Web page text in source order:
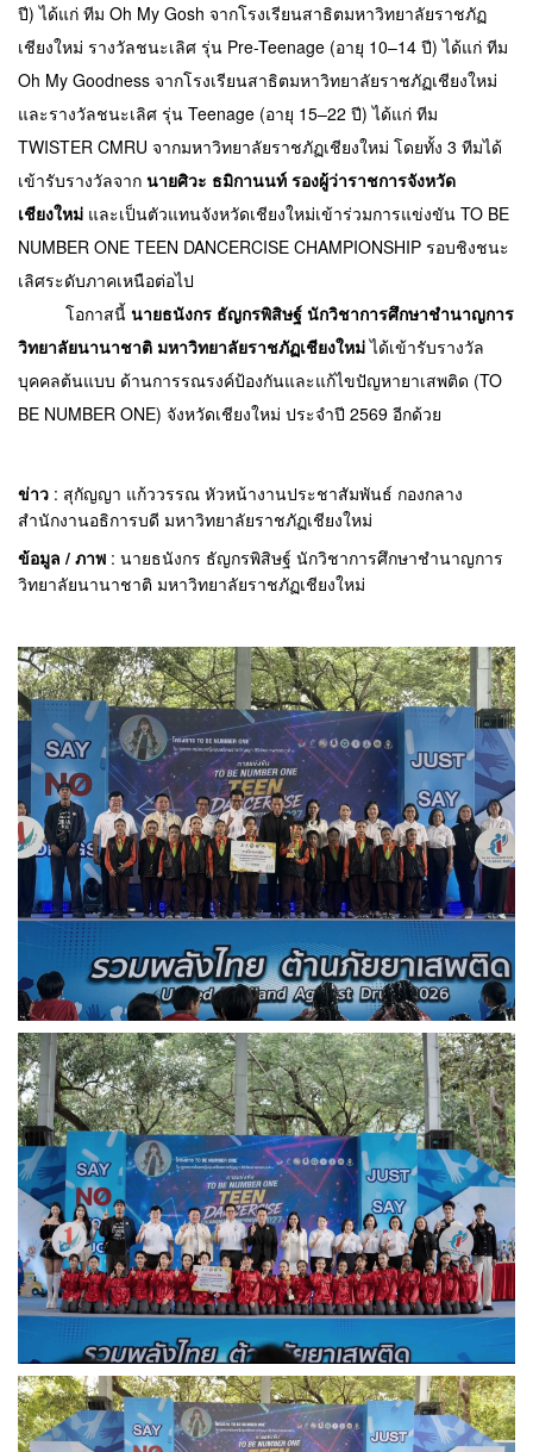
ปี) ได้แก่ ทีม Oh My Gosh จากโรงเรียนสาธิตมหาวิทยาลัยราชภัฏ
เชียงใหม่ รางวัลชนะเลิศ รุ่น Pre-Teenage (อายุ 10–14 ปี) ได้แก่ ทีม
Oh My Goodness จากโรงเรียนสาธิตมหาวิทยาลัยราชภัฏเชียงใหม่
และรางวัลชนะเลิศ รุ่น Teenage (อายุ 15–22 ปี) ได้แก่ ทีม
TWISTER CMRU จากมหาวิทยาลัยราชภัฏเชียงใหม่ โดยทั้ง 3 ทีมได้
เข้ารับรางวัลจาก นายศิวะ ธมิกานนท์ รองผู้ว่าราชการจังหวัด
เชียงใหม่ และเป็นตัวแทนจังหวัดเชียงใหม่เข้าร่วมการแข่งขัน TO BE
NUMBER ONE TEEN DANCERCISE CHAMPIONSHIP รอบชิงชนะ
เลิศระดับภาคเหนือต่อไป
          โอกาสนี้
นายธนังกร ธัญกรพิสิษฐ์ นักวิชาการศึกษาชำนาญการ
วิทยาลัยนานาชาติ มหาวิทยาลัยราชภัฏเชียงใหม่ ได้เข้ารับรางวัล
บุคคลต้นแบบ ด้านการรณรงค์ป้องกันและแก้ไขปัญหายาเสพติด (TO
BE NUMBER ONE) จังหวัดเชียงใหม่ ประจำปี 2569 อีกด้วย
ข่าว : สุกัญญา แก้ววรรณ หัวหน้างานประชาสัมพันธ์ กองกลาง
สำนักงานอธิการบดี มหาวิทยาลัยราชภัฏเชียงใหม่
ข้อมูล / ภาพ : นายธนังกร ธัญกรพิสิษฐ์ นักวิชาการศึกษาชำนาญการ
วิทยาลัยนานาชาติ มหาวิทยาลัยราชภัฏเชียงใหม่